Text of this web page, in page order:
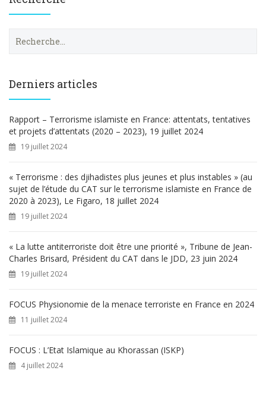
e
h
e
r
Derniers articles
Rapport – Terrorisme islamiste en France: attentats, tentatives
et projets d’attentats (2020 – 2023), 19 juillet 2024
19 juillet 2024
« Terrorisme : des djihadistes plus jeunes et plus instables » (au
sujet de l’étude du CAT sur le terrorisme islamiste en France de
2020 à 2023), Le Figaro, 18 juillet 2024
19 juillet 2024
« La lutte antiterroriste doit être une priorité », Tribune de Jean-
Charles Brisard, Président du CAT dans le JDD, 23 juin 2024
19 juillet 2024
FOCUS Physionomie de la menace terroriste en France en 2024
11 juillet 2024
FOCUS : L’Etat Islamique au Khorassan (ISKP)
4 juillet 2024